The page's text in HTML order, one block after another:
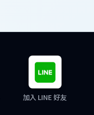
加入 LINE 好友